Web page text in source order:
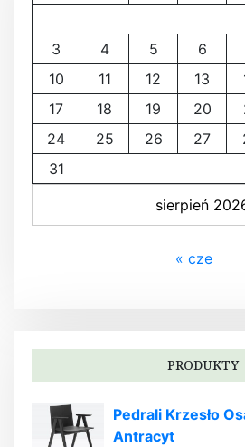
sierpień
3
4 5 6
10
11 12 13
17
18 19 20
24
25 26 27
31
« cze
PRODUKTY
Pedrali Krzesło
Antracyt